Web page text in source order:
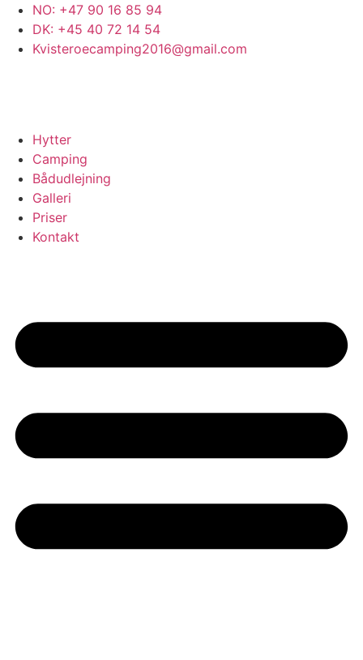
NO: +47 90 16 85 94
DK: +45 40 72 14 54
Kvisteroecamping2016@gmail.com
Hytter
Camping
Bådudlejning
Galleri
Priser
Kontakt